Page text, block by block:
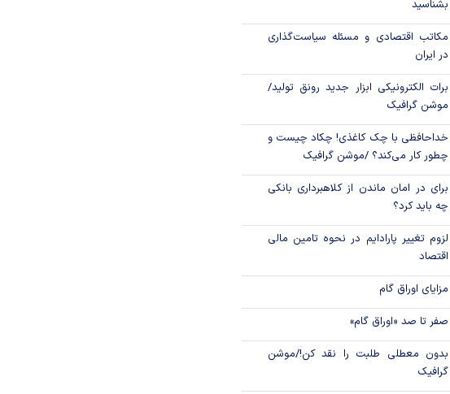
تولید
افزایش سپرده قانونی، سیاستی برای
مهار تورم
پیام مدیرعامل بانک توسعه تعاون به
مناسبت ۱۵ مرداد، سالروز تأسیس
بانک
بشناسید
مکاتب اقتصادی و مسئله سیاست‌گذاری
در ایران
برات الکترونیکی ابزار جدید رونق تولید/
موشن گرافیک
خداحافظی با چک کاغذی! چکاد چیست و
چطور کار می‌کند؟ /موشن گرافیک
برای در امان ماندن از کلاهبرداری بانکی
چه باید کرد؟
لزوم تغییر پارادایم در نحوه تامین مالی
اقتصاد
مزایای اوراق گام
صفر تا صد «اوراق گام»
بدون معطلی طلبت را نقد کن!/موشن
گرافیک